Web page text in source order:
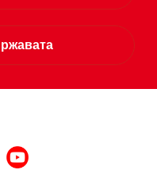
ни вни в
Следвай ни
Политика за бисквитките